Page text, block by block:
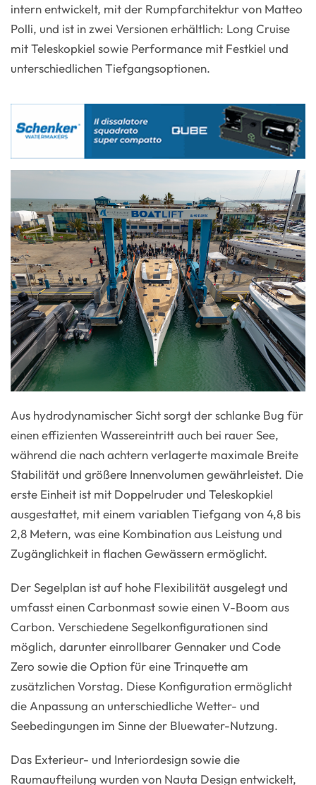
intern entwickelt, mit der Rumpfarchitektur von Matteo
Polli, und ist in zwei Versionen erhältlich: Long Cruise
mit Teleskopkiel sowie Performance mit Festkiel und
unterschiedlichen Tiefgangsoptionen.
Aus hydrodynamischer Sicht sorgt der schlanke Bug für
einen effizienten Wassereintritt auch bei rauer See,
während die nach achtern verlagerte maximale Breite
Stabilität und größere Innenvolumen gewährleistet. Die
erste Einheit ist mit Doppelruder und Teleskopkiel
ausgestattet, mit einem variablen Tiefgang von 4,8 bis
2,8 Metern, was eine Kombination aus Leistung und
Zugänglichkeit in flachen Gewässern ermöglicht.
Der Segelplan ist auf hohe Flexibilität ausgelegt und
umfasst einen Carbonmast sowie einen V-Boom aus
Carbon. Verschiedene Segelkonfigurationen sind
möglich, darunter einrollbarer Gennaker und Code
Zero sowie die Option für eine Trinquette am
zusätzlichen Vorstag. Diese Konfiguration ermöglicht
die Anpassung an unterschiedliche Wetter- und
Seebedingungen im Sinne der Bluewater-Nutzung.
Das Exterieur- und Interiordesign sowie die
Raumaufteilung wurden von Nauta Design entwickelt,